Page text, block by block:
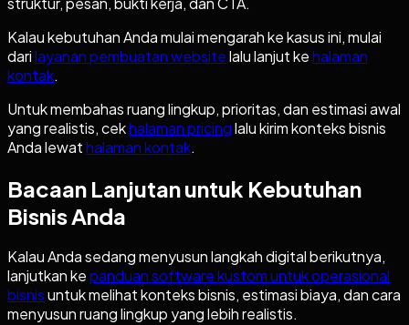
Kalau kebutuhan Anda mulai mengarah ke kasus ini, mulai
darilayanan pembuatan websitelalu lanjut kehalaman
kontak.
Untuk membahas ruang lingkup, prioritas, dan estimasi awal
yang realistis, cekhalaman pricinglalu kirim konteks bisnis
Anda lewathalaman kontak.
Bacaan Lanjutan untuk Kebutuhan
Bisnis Anda
Kalau Anda sedang menyusun langkah digital berikutnya,
lanjutkan kepanduan software kustom untuk operasional
bisnisuntuk melihat konteks bisnis, estimasi biaya, dan cara
menyusun ruang lingkup yang lebih realistis.